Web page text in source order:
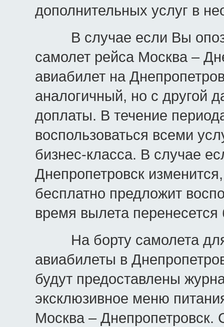
дополнительных услуг в
В случае если Вы
самолет рейса Москва –
авиабилет на
аналогичный, но с другой
доплаты. В течение
воспользоваться всеми
бизнес-класса. В случае
Днепропетровск
бесплатно предложит
время вылета
На борту самолета для
авиабилеты в
будут предоставлены
эксклюзивное меню
Москва –